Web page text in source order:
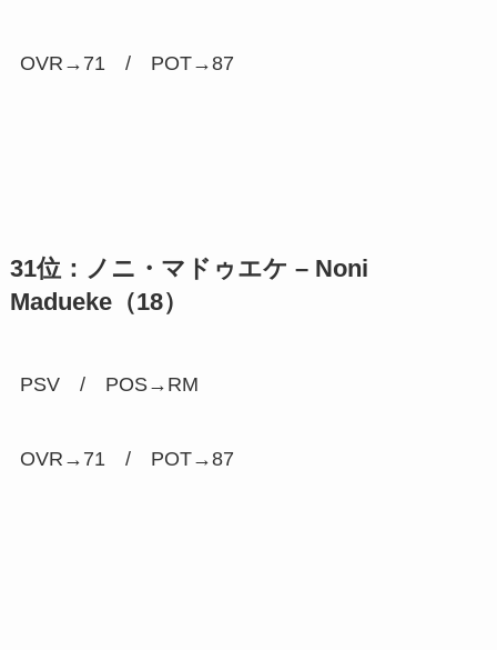
OVR→71 / POT→87
31位：ノニ・マドゥエケ – Noni
Madueke（18）
PSV / POS→RM
OVR→71 / POT→87